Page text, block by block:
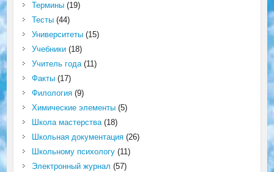
Термины(19)
Тесты(44)
Университеты(15)
Учебники(18)
Учитель года(11)
Факты(17)
Филология(9)
Химические элементы(5)
Школа мастерства(18)
Школьная документация(26)
Школьному психологу(11)
Электронный журнал (57)